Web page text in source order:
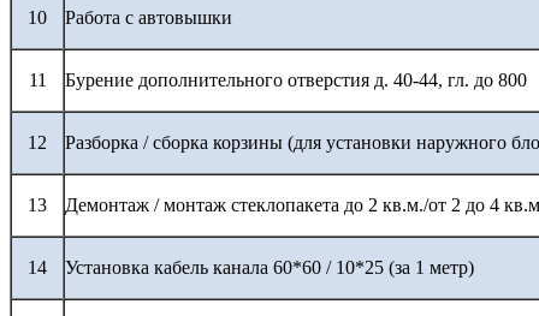
10 Работа с автовышки
11 Бурение дополнительного отверстия д. 40-44, гл. до 800
12 Разборка / сборка корзины (для установки наружного
13 Демонтаж / монтаж стеклопакета до 2 кв.м./от 2 до 4
14 Установка кабель канала 60*60 / 10*25 (за 1 метр)